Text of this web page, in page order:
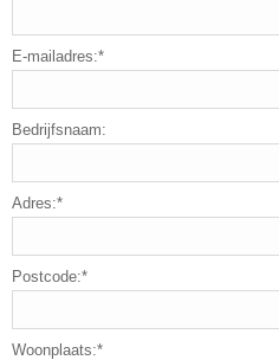
E-mailadres:*
Bedrijfsnaam:
Adres:*
Postcode:*
Woonplaats:*